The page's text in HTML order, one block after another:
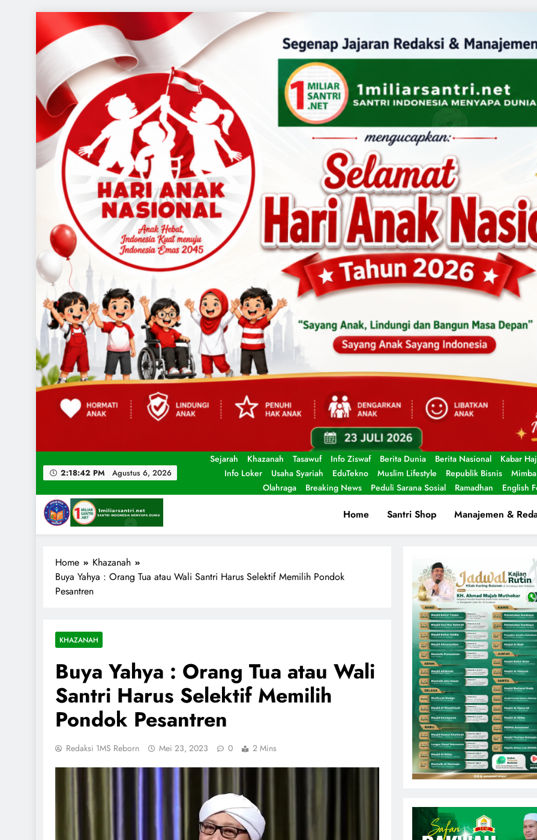
2:18:44 PM Agustus 6, 2026
Sejarah Khazanah Tasawuf Info Ziswaf Berita Dunia Berita Nasional
Kabar
Info Loker
Usaha Syariah EduTekno Muslim Lifestyle Republik Bisnis
Olahraga
Breaking News Peduli Sarana Sosial Ramadhan English
1miliarsantri.net
Home Santri Shop Manajemen &
Home
Khazanah
Buya Yahya : Orang Tua atau Wali Santri Harus Selektif Memilih Pondok
Pesantren
KHAZANAH
Buya Yahya : Orang Tua atau Wali
Santri Harus Selektif Memilih
Pondok Pesantren
Redaksi 1MS Reborn Mei 23, 2023 0 2 Mins